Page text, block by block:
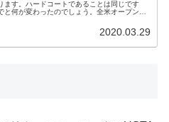
ます。ハードコートであることは同じです
と何が変わったのでしょう。全米オープン
2020.03.29